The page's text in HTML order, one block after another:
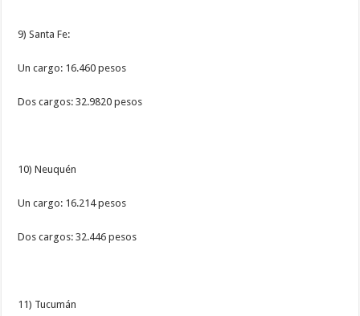
9) Santa Fe:
Un cargo: 16.460 pesos
Dos cargos: 32.9820 pesos
10) Neuquén
Un cargo: 16.214 pesos
Dos cargos: 32.446 pesos
11) Tucumán